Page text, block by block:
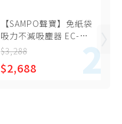
【SAMPO聲寶】免紙袋
吸力不減吸塵器 EC-
HA40CYP
$3,288
$2,688